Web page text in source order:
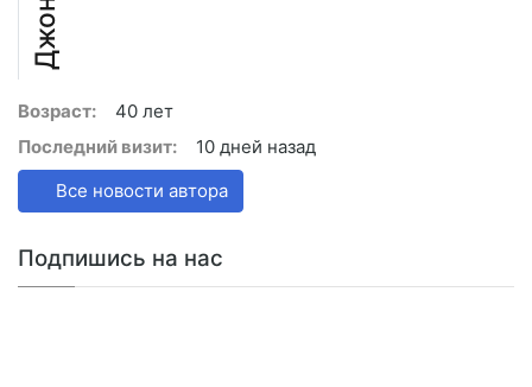
Возраст:
40 лет
Последний визит:
10 дней назад
Все новости автора
Подпишись на нас